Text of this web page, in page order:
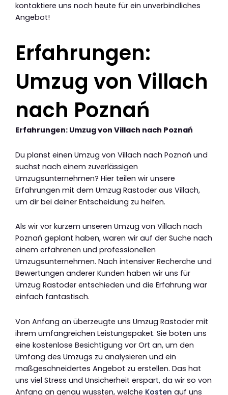
kontaktiere uns noch heute für ein unverbindliches
Angebot!
Erfahrungen:
Umzug von Villach
nach Poznań
Erfahrungen: Umzug von Villach nach Poznań
Du planst einen Umzug von Villach nach Poznań und
suchst nach einem zuverlässigen
Umzugsunternehmen? Hier teilen wir unsere
Erfahrungen mit dem Umzug Rastoder aus Villach,
um dir bei deiner Entscheidung zu helfen.
Als wir vor kurzem unseren Umzug von Villach nach
Poznań geplant haben, waren wir auf der Suche nach
einem erfahrenen und professionellen
Umzugsunternehmen. Nach intensiver Recherche und
Bewertungen anderer Kunden haben wir uns für
Umzug Rastoder entschieden und die Erfahrung war
einfach fantastisch.
Von Anfang an überzeugte uns Umzug Rastoder mit
ihrem umfangreichen Leistungspaket. Sie boten uns
eine kostenlose Besichtigung vor Ort an, um den
Umfang des Umzugs zu analysieren und ein
maßgeschneidertes Angebot zu erstellen. Das hat
uns viel Stress und Unsicherheit erspart, da wir so von
Anfang an genau wussten, welche Kosten auf uns